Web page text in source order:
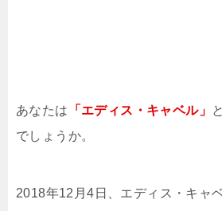
あなたは 「エディス・キャベル」
でしょうか。
2018年12月4日、エディス・キャ